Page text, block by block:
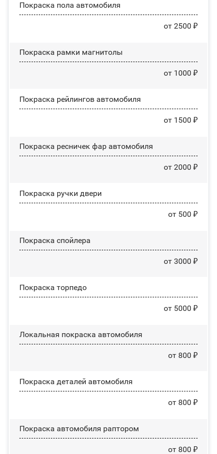
Покраска пола автомобиля
от 2500 ₽
Покраска рамки магнитолы
от 1000 ₽
Покраска рейлингов автомобиля
от 1500 ₽
Покраска ресничек фар автомобиля
от 2000 ₽
Покраска ручки двери
от 500 ₽
Покраска спойлера
от 3000 ₽
Покраска торпедо
от 5000 ₽
Локальная покраска автомобиля
от 800 ₽
Покраска деталей автомобиля
от 800 ₽
Покраска автомобиля раптором
от 800 ₽